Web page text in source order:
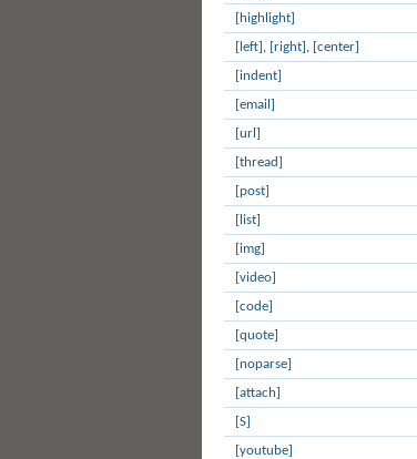
[highlight]
[left] , [right] , [center]
[indent]
[email]
[url]
[thread]
[post]
[list]
[img]
[video]
[code]
[quote]
[noparse]
[attach]
[S]
[youtube]